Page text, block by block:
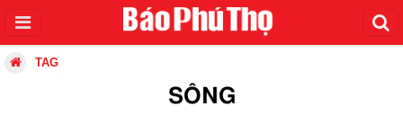
TAG
SÔNG